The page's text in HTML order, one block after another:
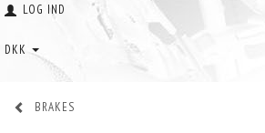
LOG IND
DKK
BRAKES